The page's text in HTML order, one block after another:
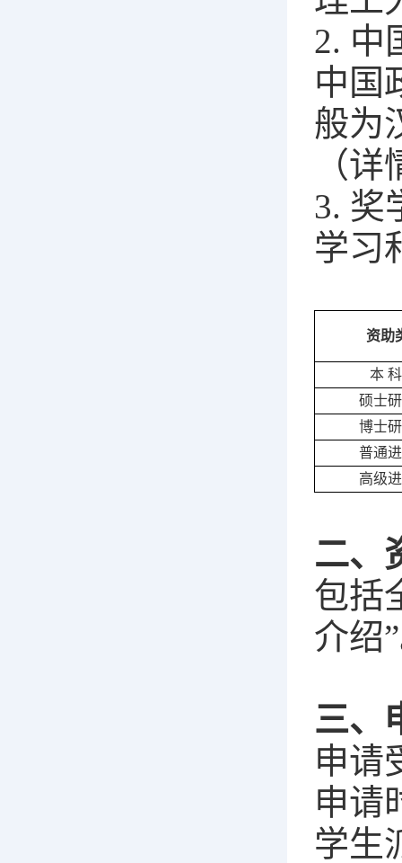
2. 中
中国
般为
（
3. 奖
学习
资助
本
硕士
博士
普通
高级
二、
包括
介绍
三、
申请
申请
学生